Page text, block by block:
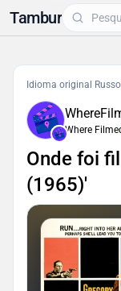
Tambur
Idioma original Russo
Where
Onde foi
(1965)'